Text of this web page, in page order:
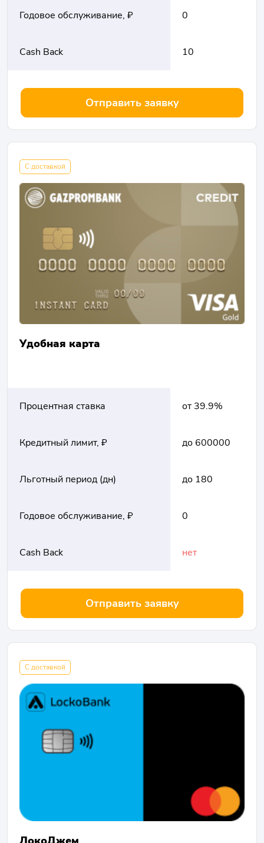
Годовое обслуживание, ₽ 0
Cash Back 10
Отправить заявку
С доставкой
Удобная карта
Процентная ставка от 39.9%
Кредитный лимит, ₽ до 600000
Льготный период (дн) до 180
Годовое обслуживание, ₽ 0
Cash Back нет
Отправить заявку
С доставкой